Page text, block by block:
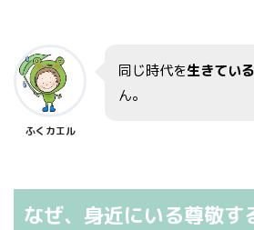
ふくカエル
同じ時代を生きてい
ん。
なぜ、身近にいる尊敬す